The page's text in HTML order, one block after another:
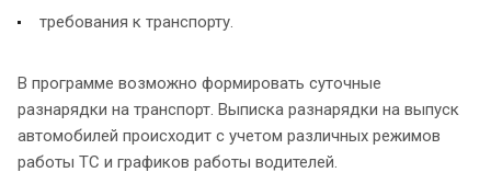
требования к транспорту.
В программе возможно формировать суточные
разнарядки на транспорт. Выписка разнарядки на выпуск
автомобилей происходит с учетом различных режимов
работы ТС и графиков работы водителей.